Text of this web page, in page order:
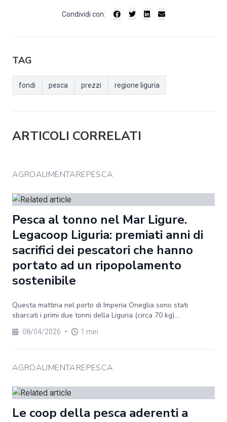
Condividi con:
TAG
fondi pesca prezzi regione liguria
ARTICOLI CORRELATI
AGROALIMENTAREPESCA
Pesca al tonno nel Mar Ligure.
Legacoop Liguria: premiati anni di
sacrifici dei pescatori che hanno
portato ad un ripopolamento
sostenibile
Questa mattina nel porto di Imperia Oneglia sono stati
sbarcati i primi due tonni della Liguria (circa 70 kg)....
08/04/2026 • 1 min
AGROALIMENTAREPESCA
Le coop della pesca aderenti a